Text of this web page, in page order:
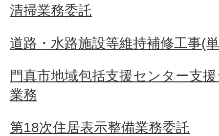
清掃業務委託
道路・水路施設等維持補修工事(
門真市地域包括支援センター支
業務
第18次住居表示整備業務委託